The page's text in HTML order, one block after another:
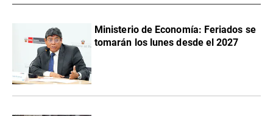
Ministerio de Economía: Feriados se
tomarán los lunes desde el 2027